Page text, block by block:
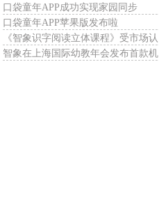
口袋童年APP成功实现家园同步
口袋童年APP苹果版发布啦
《智象识字阅读立体课程》受市场认
智象在上海国际幼教年会发布首款机